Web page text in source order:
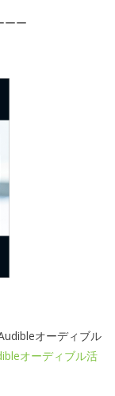
ーー
オーディブル
オーディブル活